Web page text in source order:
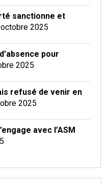
sanctionne et
2025
pour
2025
refusé de venir en
2025
avec l’ASM